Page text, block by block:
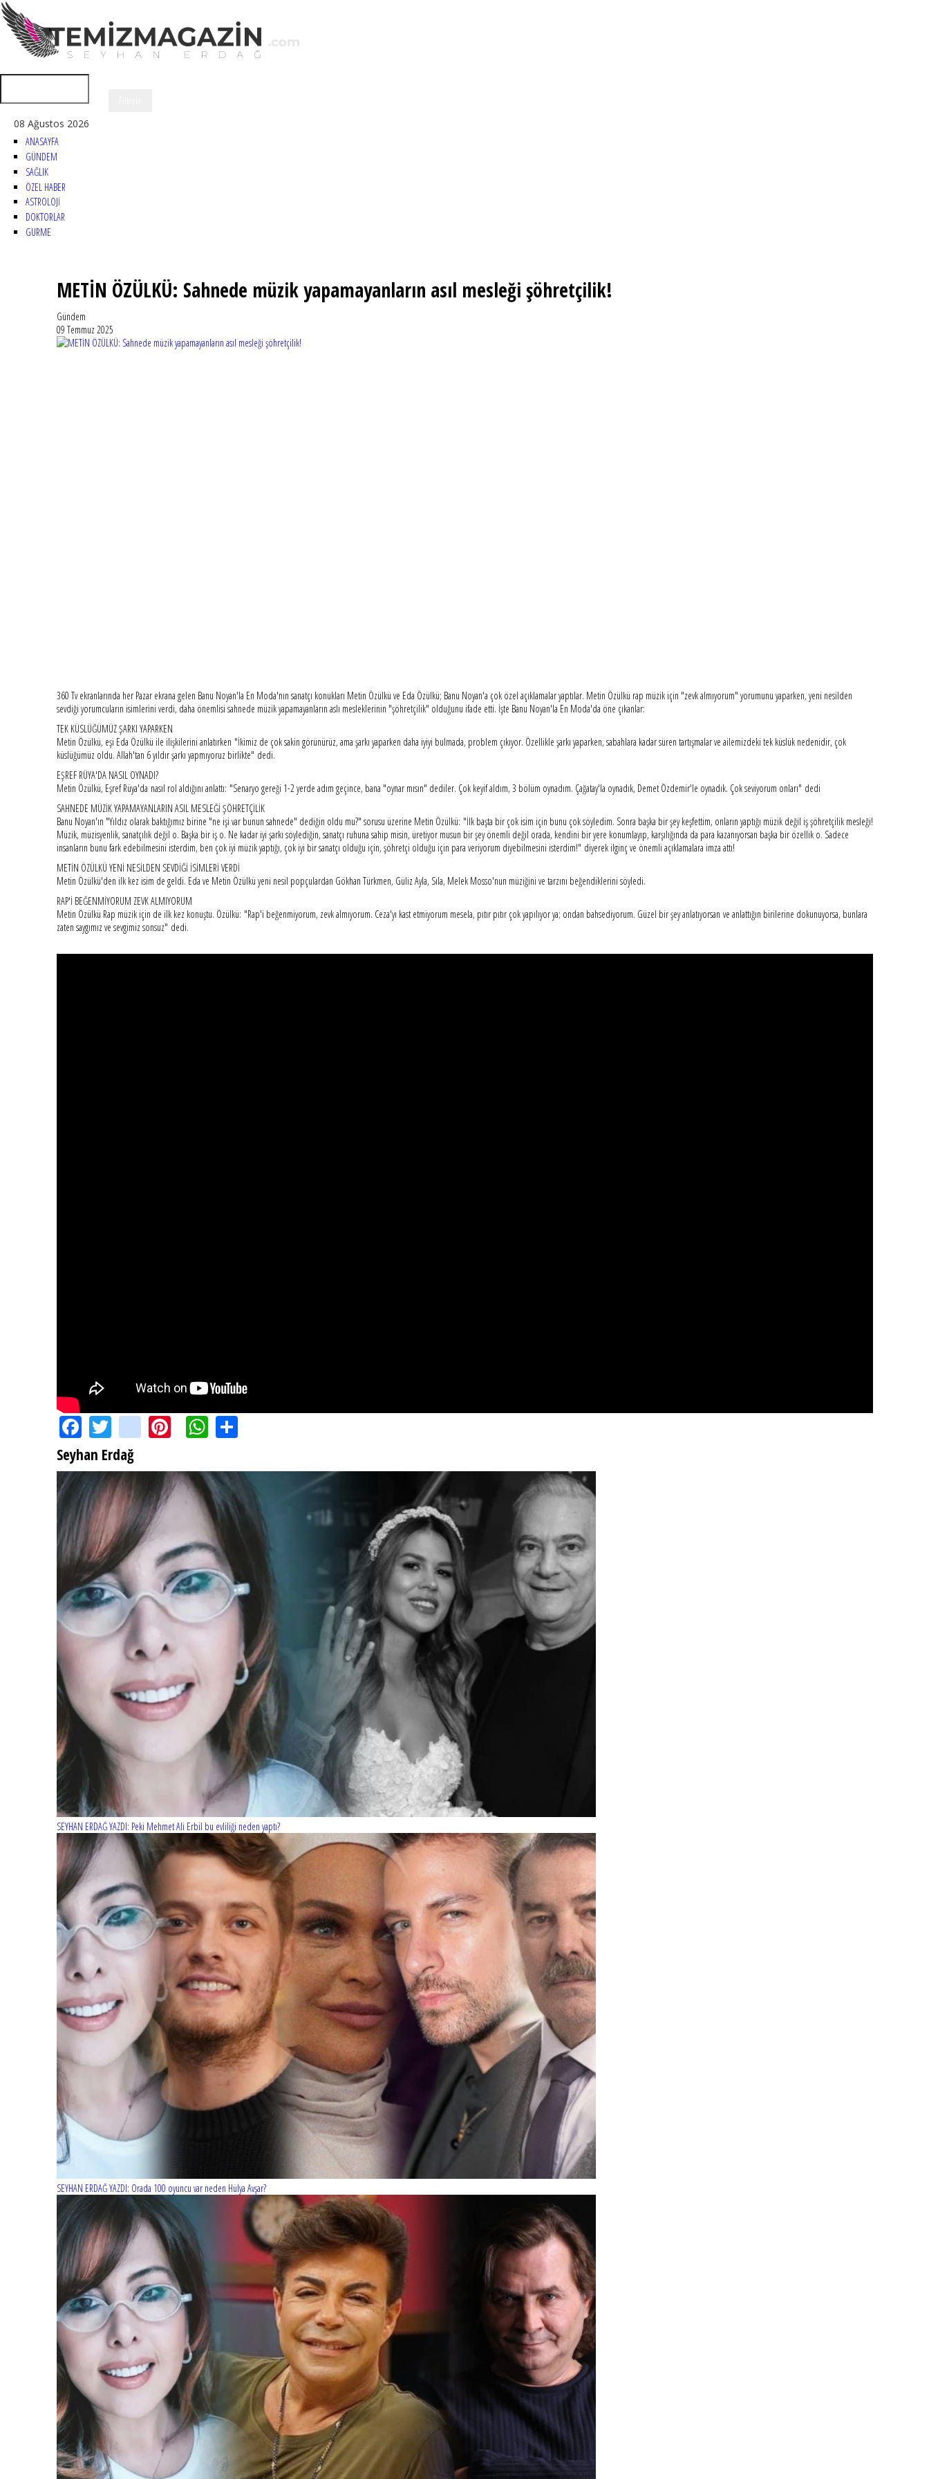
08 Ağustos 2026
ANASAYFA
GÜNDEM
SAĞLIK
ÖZEL HABER
ASTROLOJİ
DOKTORLAR
GURME
METİN ÖZÜLKÜ: Sahnede müzik yapamayanların asıl mesleği şöhretçilik!
Gündem
09 Temmuz 2025
360 Tv ekranlarında her Pazar ekrana gelen Banu Noyan'la En Moda'nın sanatçı konukları Metin Özülkü ve Eda Özülkü; Banu Noyan'a çok özel açıklamalar yaptılar. Metin Özülkü rap müzik için "zevk almıyorum" yorumunu yaparken, yeni nesilden
sevdiği yorumcuların isimlerini verdi, daha önemlisi sahnede müzik yapamayanların aslı mesleklerinin "şöhretçilik" olduğunu ifade etti. İşte Banu Noyan'la En Moda'da öne çıkanlar:
TEK KÜSLÜĞÜMÜZ ŞARKI YAPARKEN
Metin Özülkü, eşi Eda Özülkü ile ilişkilerini anlatırken "İkimiz de çok sakin görünürüz, ama şarkı yaparken daha iyiyi bulmada, problem çıkıyor. Özellikle şarkı yaparken, sabahlara kadar süren tartışmalar ve ailemizdeki tek küslük nedenidir, çok
küslüğümüz oldu. Allah'tan 6 yıldır şarkı yapmıyoruz birlikte" dedi.
EŞREF RÜYA'DA NASIL OYNADI?
Metin Özülkü, Eşref Rüya'da nasıl rol aldığını anlattı: "Senaryo gereği 1-2 yerde adım geçince, bana "oynar mısın" dediler. Çok keyif aldım, 3 bölüm oynadım. Çağatay'la oynadık, Demet Özdemir'le oynadık. Çok seviyorum onları" dedi
SAHNEDE MÜZİK YAPAMAYANLARIN ASIL MESLEĞİ ŞÖHRETÇİLİK
Banu Noyan'ın "Yıldız olarak baktığımız birine "ne işi var bunun sahnede" dediğin oldu mu?" sorusu üzerine Metin Özülkü: "İlk başta bir çok isim için bunu çok söyledim. Sonra başka bir şey keşfettim, onların yaptığı müzik değil iş şöhretçilik mesleği!
Müzik, müzisyenlik, sanatçılık değil o. Başka bir iş o. Ne kadar iyi şarkı söylediğin, sanatçı ruhuna sahip misin, üretiyor musun bir şey önemli değil orada, kendini bir yere konumlayıp, karşılığında da para kazanıyorsan başka bir özellik o. Sadece
insanların bunu fark edebilmesini isterdim, ben çok iyi müzik yaptığı, çok iyi bir sanatçı olduğu için, şöhretçi olduğu için para veriyorum diyebilmesini isterdim!" diyerek ilginç ve önemli açıklamalara imza attı!
METİN ÖZÜLKÜ YENİ NESİLDEN SEVDİĞİ İSİMLERİ VERDİ
Metin Özülkü'den ilk kez isim de geldi. Eda ve Metin Özülkü yeni nesil popçulardan Gökhan Türkmen, Güliz Ayla, Sıla, Melek Mosso'nun müziğini ve tarzını beğendiklerini söyledi.
RAP'İ BEĞENMİYORUM ZEVK ALMIYORUM
Metin Özülkü Rap müzik için de ilk kez konuştu. Özülkü: "Rap'i beğenmiyorum, zevk almıyorum. Ceza'yı kast etmiyorum mesela, pıtır pıtır çok yapılıyor ya; ondan bahsediyorum. Güzel bir şey anlatıyorsan ve anlattığın birilerine dokunuyorsa, bunlara
zaten saygımız ve sevgimiz sonsuz" dedi.
Facebook
Twitterinstagram
PinterestWhatsApp
Share
Seyhan Erdağ
SEYHAN ERDAĞ YAZDI: Peki Mehmet Ali Erbil bu evliliği neden yaptı?
SEYHAN ERDAĞ YAZDI: Orada 100 oyuncu var neden Hülya Avşar?